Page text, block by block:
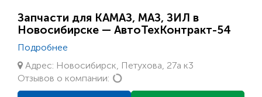
Запчасти для КАМАЗ, МАЗ, ЗИЛ в
Новосибирске — АвтоТехКонтракт-54
Подробнее
Адрес: Новосибирск, Петухова, 27а к3
Отзывов о компании: